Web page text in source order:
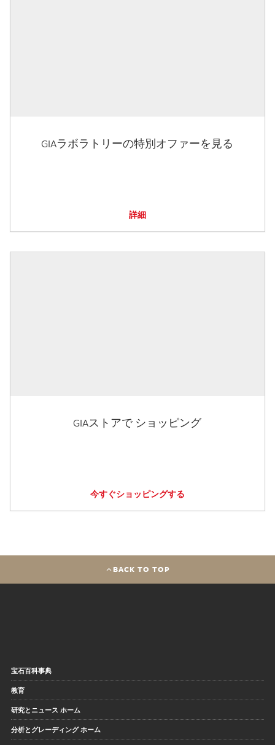
GIAラボラトリーの特別オファーを見る
詳細
GIAストアで ショッピング
今すぐショッピングする
BACK TO TOP
宝石百科事典
教育
研究とニュース ホーム
分析とグレーディング ホーム